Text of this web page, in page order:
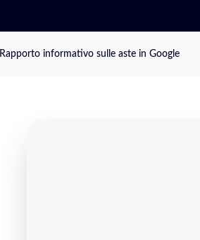
Rapporto informativo sulle aste in Google